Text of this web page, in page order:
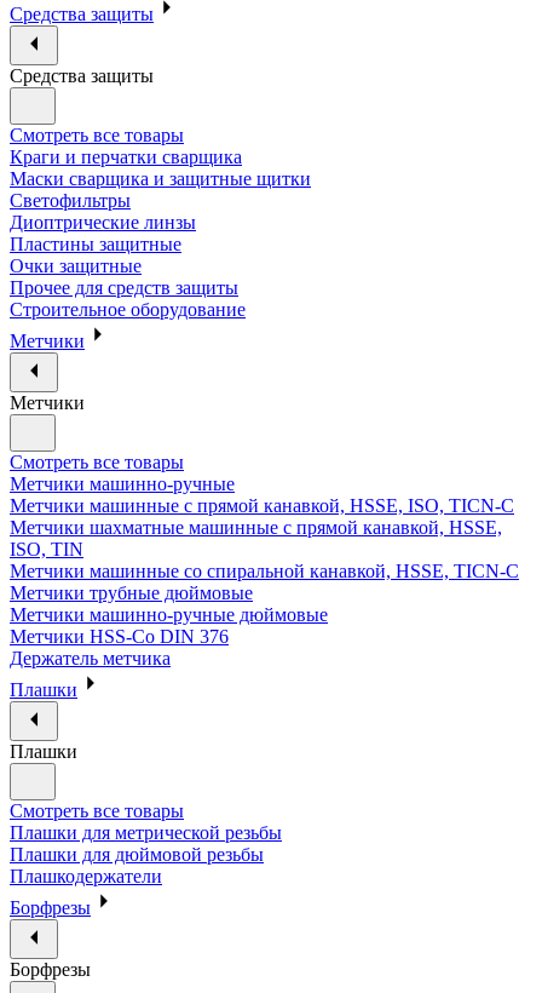
Средства защиты
Средства защиты
Смотреть все товары
Краги и перчатки сварщика
Маски сварщика и защитные щитки
Светофильтры
Диоптрические линзы
Пластины защитные
Очки защитные
Прочее для средств защиты
Строительное оборудование
Метчики
Метчики
Смотреть все товары
Метчики машинно-ручные
Метчики машинные с прямой канавкой, HSSE, ISO, TICN-C
Метчики шахматные машинные с прямой канавкой, HSSE,
ISO, TIN
Метчики машинные со спиральной канавкой, HSSE, TICN-C
Метчики трубные дюймовые
Метчики машинно-ручные дюймовые
Метчики HSS-Co DIN 376
Держатель метчика
Плашки
Плашки
Смотреть все товары
Плашки для метрической резьбы
Плашки для дюймовой резьбы
Плашкодержатели
Борфрезы
Борфрезы